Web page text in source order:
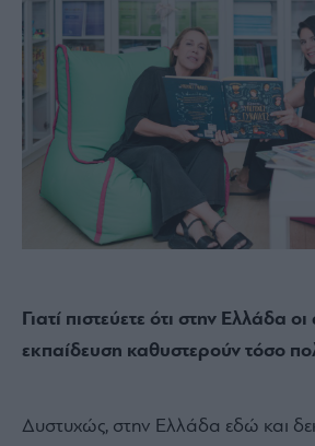
Γιατί πιστεύετε ότι στην Ελλάδα
εκπαίδευση καθυστερούν τόσο
Δυστυχώς, στην Ελλάδα εδώ και